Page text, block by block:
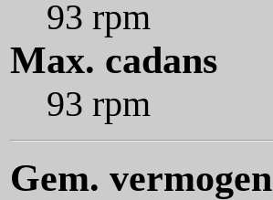
93 rpm
Max. cadans
93 rpm
Gem. vermogen